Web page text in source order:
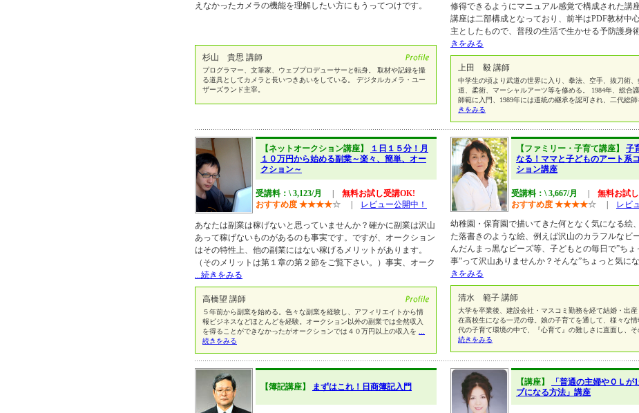
えなかったカメラの機能を理解したい方にもうってつけです。
杉山 貴思 講師
プログラマー、文筆家、ウェブプロデューサーと転身。 取材や記録を撮
る道具としてカメラと長いつきあいをしている。 デジタルカメラ・ユー
ザーズランド主宰。
修得できるようにマニュアル感覚で構成された講
講座は二部構成となっており、前半はPDF教材中
主としたもので、普段の生活で生かせる予防護身
きをみる
上田 毅 講師
中学生の頃より武道の世界に入り、拳法、空手、抜刀術
道、柔術、マーシャルアーツ等を修める。 1984年、総合
師範に入門、1989年には道統の継承を認可され、二代総師
きをみる
【ネットオークション講座】
１日１５分！月
１０万円から始める副業～楽々、簡単、オー
クション～
受講料：\ 3,123/月
無料お試し受講OK!
おすすめ度 ★★★★☆ レビュー公開中！
あなたは副業は稼げないと思っていませんか？確かに副業は沢山
あって稼げないものがあるのも事実です。ですが、オークション
はその特性上、他の副業にはない稼げるメリットがあります。
（そのメリットは第１章の第２節をご覧下さい。）事実、オーク
...続きをみる
高橋望 講師
５年前から副業を始める。色々な副業を経験し、アフィリエイトから情
報ビジネスなどほとんどを経験。オークション以外の副業では全然収入
を得ることができなかったがオークションでは４０万円以上の収入を
続きをみる
【ファミリー・子育て講座】 子
なる！ママと子どものアート系
ション講座
受講料：\ 3,667/月
無料お試
おすすめ度 ★★★★☆
レビ
幼稚園・保育園で描いてきた何となく気になる絵
た落書きのような絵、例えば沢山のカラフルなビ
んだんまっ黒なビーズ等、子どもとの毎日で”ちょ
事”って沢山ありませんか？そんな”ちょっと気に
きをみる
清水 範子 講師
大学を卒業後、建設会社・マスコミ勤務を経て結婚・出産
在高校生になる一児の母。娘の子育てを通して、様々な情
代の子育て環境の中で、『心育て』の難しさに直面し、
続きをみる
【簿記講座】 まずはこれ！日商簿記入門 【講座】
「普通の主婦やＯＬが
ブになる方法」講座